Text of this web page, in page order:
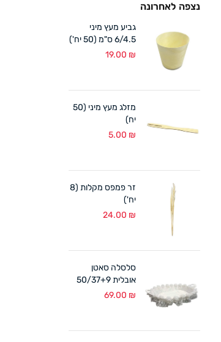
נצפה לאחרונה
גביע מעץ מיני
6/4.5 ס"מ (50 יח')
19.00 ₪
מזלג מעץ מיני (50
יח)
5.00 ₪
זר פמפס מקלות (8
יח')
24.00 ₪
סלסלה סאטן
אובלית 50/37+9
ס"מ לבן
69.00 ₪